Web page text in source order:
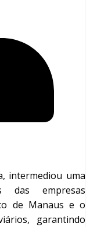
intermediou uma
das empresas
de Manaus e o
garantindo